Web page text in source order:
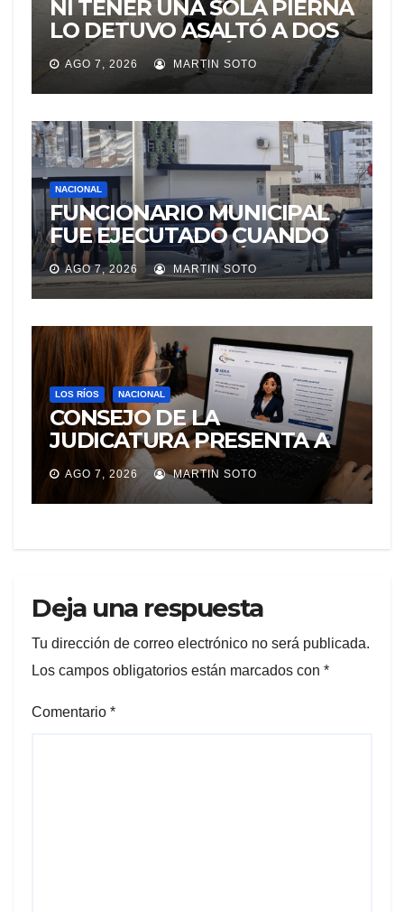
NI TENER UNA SOLA PIERNA
LO DETUVO ASALTÓ A DOS
MUJERES Y HUYÓ
BRINCANDO.
AGO 7, 2026 MARTIN SOTO
NACIONAL
FUNCIONARIO MUNICIPAL
FUE EJECUTADO CUANDO
IBA A UNA REUNIÓN DE
TRABAJO EN MANTA
AGO 7, 2026 MARTIN SOTO
LOS RÍOS NACIONAL
CONSEJO DE LA
JUDICATURA PRESENTA A
«Adila», LA ASISTENTE
VIRTUAL QUE ORIENTA A LA
CIUDADANÍA SOBRE
AGO 7, 2026 MARTIN SOTO
Deja una respuesta
Tu dirección de correo electrónico no será publicada.
Los campos obligatorios están marcados con *
Comentario *